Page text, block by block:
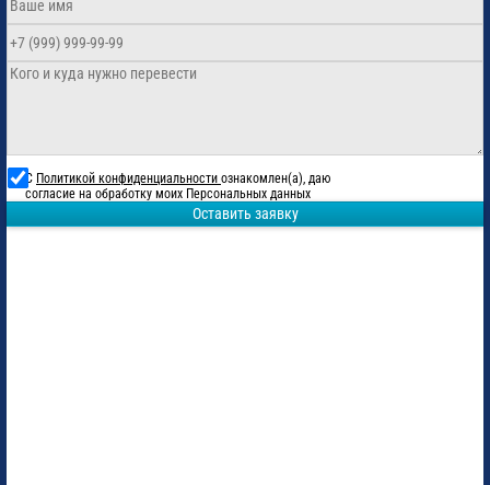
С Политикой конфиденциальности ознакомлен(а), даю
согласие на обработку моих Персональных данных
Оставить заявку